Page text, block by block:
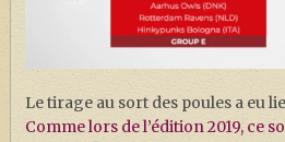
Le tirage au sort des poules a eu
Comme lors de l’édition 2019, ce